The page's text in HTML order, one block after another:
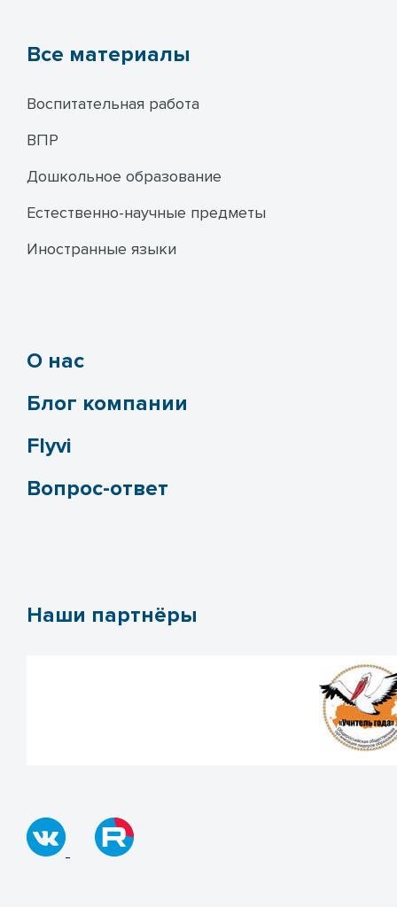
Все материалы
Воспитательная работа
ВПР
Дошкольное образование
Естественно-научные предметы
Иностранные языки
О нас
Блог компании
Flyvi
Вопрос-ответ
Наши партнёры